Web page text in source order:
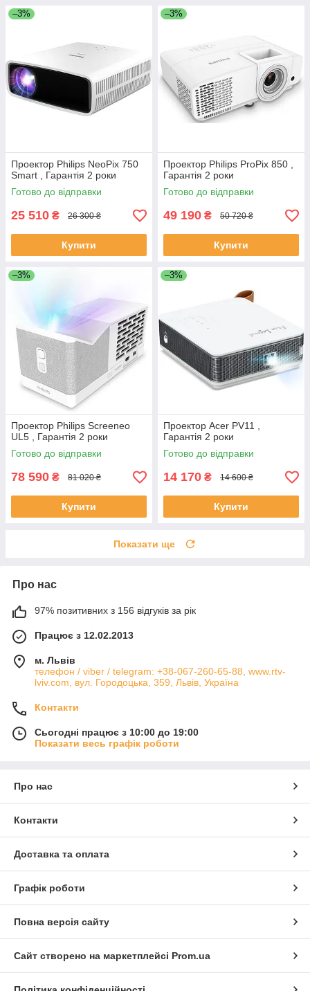
–3%
Проектор Philips NeoPix 750
Smart , Гарантія 2 роки
Готово до відправки
25 510 ₴ 26 300 ₴
Купити
–3%
Проектор Philips ProPix 850 ,
Гарантія 2 роки
Готово до відправки
49 190 ₴ 50 720 ₴
Купити
–3%
Проектор Philips Screeneo
UL5 , Гарантія 2 роки
Готово до відправки
78 590 ₴ 81 020 ₴
Купити
–3%
Проектор Acer PV11 ,
Гарантія 2 роки
Готово до відправки
14 170 ₴ 14 600 ₴
Купити
Показати ще
Про нас
97% позитивних з 156 відгуків за рік
Працює з 12.02.2013
м. Львів
телефон / viber / telegram: +38-067-260-65-88, www.rtv-
lviv.com, вул. Городоцька, 359, Львів, Україна
Контакти
Сьогодні працює з 10:00 до 19:00
Показати весь графік роботи
Про нас
Контакти
Доставка та оплата
Графік роботи
Повна версія сайту
Сайт створено на маркетплейсі Prom.ua